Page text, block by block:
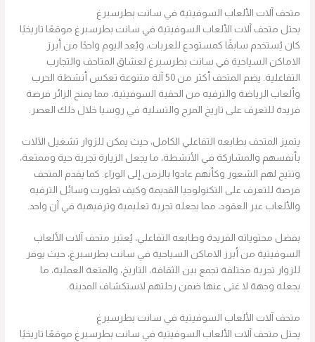
متحف آلات الألعاب السوفيتية في سانت بطرسبرغ
يحتل متحف آلات الألعاب السوفيتية في سانت بطرسبرغ موقعًا تاريخيًا
كان يُستخدم سابقًا كمستودع للعربات، ويُعد اليوم واحدًا من أبرز
الاماكن السياحية في سانت بطرسبرغ لعشاق المتاحف والتجارب
التفاعلية. يضم المتحف أكثر من 50 آلة متنوعة تعكس أنشطة الحرب
وألعاب الرياضة والترفيه من الحقبة السوفيتية، مما يمنح الزائر فرصة
فريدة للتعرف على تاريخ المرح والتسلية في روسيا خلال ذلك العصر.
يتميز المتحف بطابعه التفاعلي الكامل، حيث يمكن للزوار تشغيل الآلات
بأنفسهم والمشاركة في الأنشطة، ما يجعل الزيارة تجربة حية وممتعة،
وتتيح لهم الشعور وكأنهم عادوا بالزمن إلى الوراء. كما يقدم المتحف
فرصة للتعرف على التكنولوجيا القديمة وكيف تطورت وسائل الترفيه
والألعاب عبر العقود، مما يجعله تجربة تعليمية وترفيهية في آن واحد.
بفضل محتوياته الفريدة وطابعه التفاعلي، يُعتبر متحف آلات الألعاب
السوفيتية من أبرز الاماكن السياحية في سانت بطرسبرغ، حيث يوفر
للزوار تجربة مختلفة تجمع بين الثقافة، التاريخ، والمتعة العملية، ما
يجعله وجهة لا غنى عنها ضمن رحلتهم لاستكشاف المدينة.
متحف آلات الألعاب السوفيتية في سانت بطرسبرغ
يحتل متحف آلات الألعاب السوفيتية في سانت بطرسبرغ موقعًا تاريخيًا